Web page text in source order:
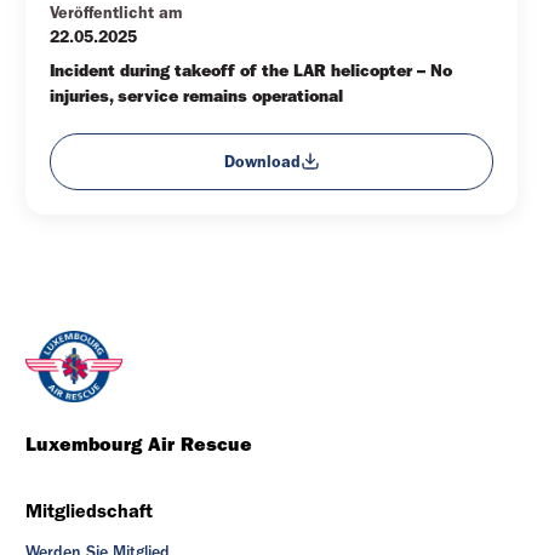
Veröffentlicht am
22.05.2025
Incident during takeoff of the LAR helicopter – No
injuries, service remains operational
Download
Luxembourg Air Rescue
Mitgliedschaft